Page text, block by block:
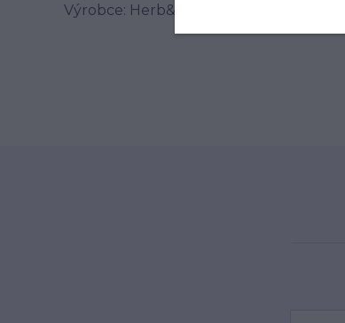
Výrobce: Herb&Spice market s.r.o. ,